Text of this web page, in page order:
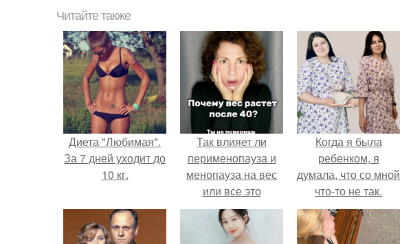
Читайте также
Диета "Любимая".
За 7 дней уходит до
10 кг.
Так влияет ли
перименопауза и
менопауза на вес
или все это
ерунда?
Когда я была
ребенком, я
думала, что со мной
что-то не так.